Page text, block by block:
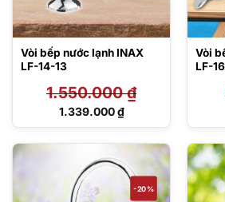
Vòi bếp nước lạnh INAX
LF-14-13
1.550.000₫
Giá
1.550.000 ₫.
1.339.000₫
Giá
là:
1.339.000 ₫.
Vòi
LF-
-20%